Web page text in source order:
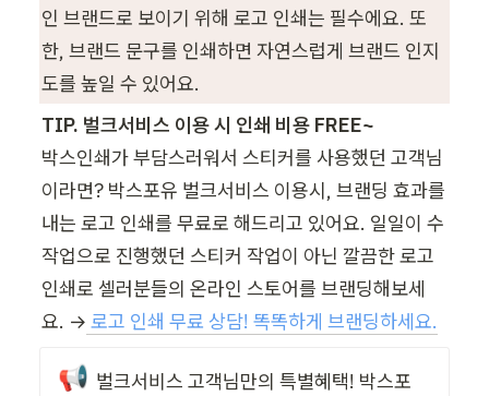
인 브랜드로 보이기 위해 로고 인쇄는 필수에요. 또
한, 브랜드 문구를 인쇄하면 자연스럽게 브랜드 인지
도를 높일 수 있어요.
TIP. 벌크서비스 이용 시 인쇄 비용 FREE~
박스인쇄가 부담스러워서 스티커를 사용했던 고객님
이라면? 박스포유 벌크서비스 이용시, 브랜딩 효과를
내는 로고 인쇄를 무료로 해드리고 있어요. 일일이 수
작업으로 진행했던 스티커 작업이 아닌 깔끔한 로고
인쇄로 셀러분들의 온라인 스토어를 브랜딩해보세
요. → 로고 인쇄 무료 상담! 똑똑하게 브랜딩하세요.
📢 벌크서비스 고객님만의 특별혜택! 박스포